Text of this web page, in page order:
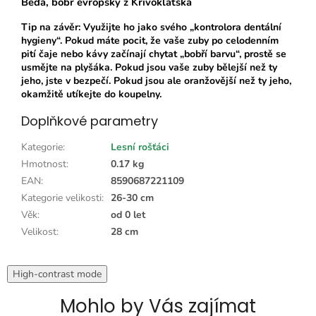
Tip na závěr: Využijte ho jako svého „kontrolora dentální
hygieny“. Pokud máte pocit, že vaše zuby po celodenním
pití čaje nebo kávy začínají chytat „bobří barvu“, prostě se
usmějte na plyšáka. Pokud jsou vaše zuby bělejší než ty
jeho, jste v bezpečí. Pokud jsou ale oranžovější než ty jeho,
okamžitě utíkejte do koupelny.
Doplňkové parametry
Kategorie:
Lesní rošťáci
Hmotnost:
0.17 kg
EAN:
8590687221109
Kategorie velikosti: 26-30 cm
Věk:
od 0 let
Velikost: 28 cm
High-contrast mode
Mohlo by Vás zajímat